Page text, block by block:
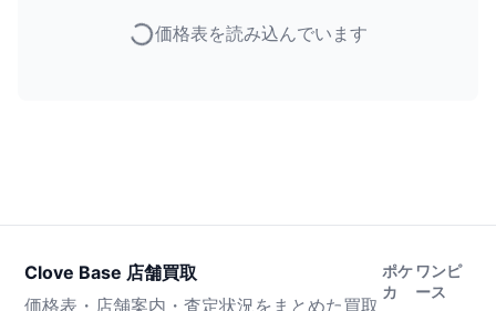
価格表を読み込んでいます
Clove Base 店舗買取
価格表・店舗案内・査定状況をまとめた買取
ポケ
カ
ワンピ
ース